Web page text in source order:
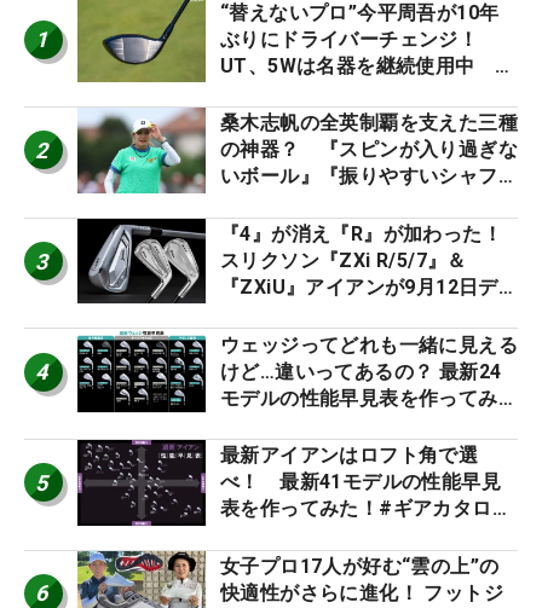
1
“替えないプロ”今平周吾が10年
ぶりにドライバーチェンジ！
UT、5Wは名器を継続使用中 #
2
桑木志帆の全英制覇を支えた三種
の神器？ 『スピンが入り過ぎな
いボール』『振りやすいシャフ
ー』 #女子プロセッティング
3
『4』が消え『R』が加わった！
スリクソン『ZXi R/5/7』＆
『ZXiU』アイアンが9月12日デ
4
ウェッジってどれも一緒に見える
けど…違いってあるの？ 最新24
モデルの性能早見表を作ってみ
5
最新アイアンはロフト角で選
べ！ 最新41モデルの性能早見
表を作ってみた！#ギアカタログ
6
女子プロ17人が好む“雲の上”の
快適性がさらに進化！ フットジ